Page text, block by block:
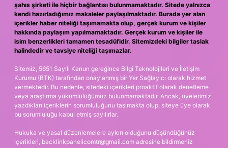
şahıs şirketi ile hiçbir bağlantısı bulunmamaktadır. Sitede yalnızca
kendi hazırladığımız makaleler paylaşılmaktadır. Burada yer alan
içerikler haber niteliği taşımamakta olup, gerçek kurum ve kişiler
hakkında paylaşım yapılmamaktadır. Gerçek kurum ve kişiler ile
isim benzerlikleri tamamen tesadüfidir. Sitemizdeki bilgiler taslak
halindedir ve tavsiye niteliği taşımazlar.
Sitemiz, 5651 Sayılı Kanun gereğince Bilgi Teknolojileri ve İletişim
Kurumu (BTK) tarafından onaylanmış bir Yer Sağlayıcı olarak hizmet
vermektedir. Bu nedenle, sitedeki içerikleri proaktif olarak denetleme
veya araştırma yükümlülüğümüz bulunmamaktadır. Ancak, üyelerimiz
yazdıkları içeriklerin sorumluluğunu taşımakta olup, siteye üye olarak
bu sorumluluğu kabul etmiş sayılırlar.
Hukuka ve yasal düzenlemelere aykırı olduğunu düşündüğünüz
içerikleri, backlinkpanelicomtr@gmail.com adresine bildirmeniz